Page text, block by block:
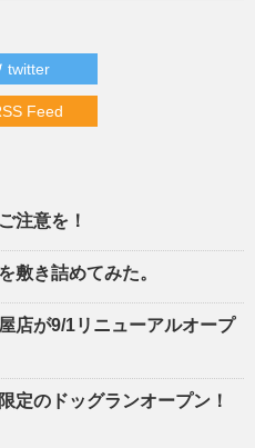
twitter
Feed
注意を！
敷き詰めてみた。
店が9/1リニューアルオープ
定のドッグランオープン！